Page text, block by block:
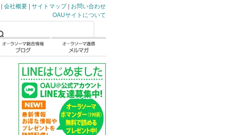
| 会社概要 | サイトマップ| お問い合わせ
OAUサイトについて